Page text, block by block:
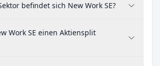
befindet sich New Work SE?
Work SE einen Aktiensplit